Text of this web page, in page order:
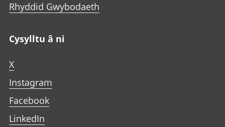
Rhyddid Gwybodaeth
Cysylltu â ni
X
Instagram
Facebook
LinkedIn